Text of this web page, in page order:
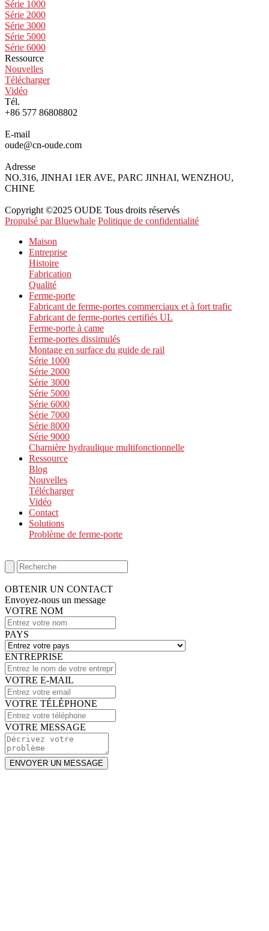
Série 1000
Série 2000
Série 3000
Série 5000
Série 6000
Ressource
Nouvelles
Télécharger
Vidéo
Tél.
+86 577 86808802
E-mail
oude@cn-oude.com
Adresse
NO.316, JINHAI 1ER AVE, PARC JINHAI, WENZHOU,
CHINE
Copyright ©2025 OUDE Tous droits réservés
Propulsé par Bluewhale Politique de confidentialité
Maison
Entreprise
Histoire
Fabrication
Qualité
Ferme-porte
Fabricant de ferme-portes commerciaux et à fort trafic
Fabricant de ferme-portes certifiés UL
Ferme-porte à came
Ferme-portes dissimulés
Montage en surface du guide de rail
Série 1000
Série 2000
Série 3000
Série 5000
Série 6000
Série 7000
Série 8000
Série 9000
Charnière hydraulique multifonctionnelle
Ressource
Blog
Nouvelles
Télécharger
Vidéo
Contact
Solutions
Problème de ferme-porte
OBTENIR UN CONTACT
Envoyez-nous un message
VOTRE NOM
PAYS
ENTREPRISE
VOTRE E-MAIL
VOTRE TÉLÉPHONE
VOTRE MESSAGE
ENVOYER UN MESSAGE